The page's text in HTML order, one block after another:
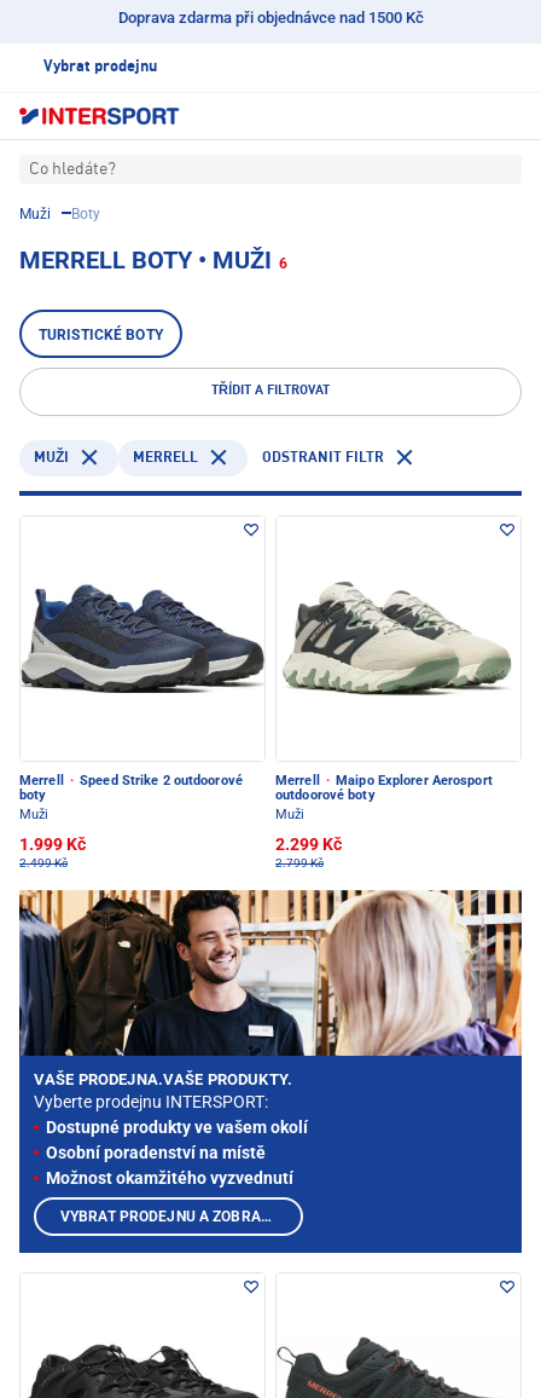
Doprava zdarma při objednávce nad 1500 Kč
Vybrat prodejnu
Co hledáte?
Muži Boty
MERRELL BOTY • MUŽI 6
TURISTICKÉ BOTY
TŘÍDIT A FILTROVAT
MUŽI MERRELL ODSTRANIT FILTR
Merrell · Speed Strike 2 outdoorové
boty
Muži
1.999 Kč
2.499 Kč
Merrell · Maipo Explorer Aerosport
outdoorové boty
Muži
2.299 Kč
2.799 Kč
VAŠE PRODEJNA.VAŠE PRODUKTY.
Vyberte prodejnu INTERSPORT:
Dostupné produkty ve vašem okolí
Osobní poradenství na místě
Možnost okamžitého vyzvednutí
VYBRAT PRODEJNU A ZOBRAZIT PRODUKTY